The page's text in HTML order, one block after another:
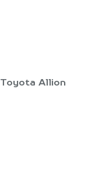
Toyota Allion